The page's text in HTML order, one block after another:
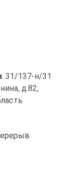
: 31/137-н/31
д.82,